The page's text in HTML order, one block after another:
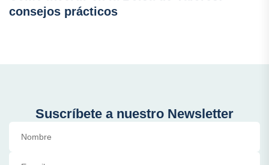
consejos prácticos
Suscríbete a nuestro Newsletter